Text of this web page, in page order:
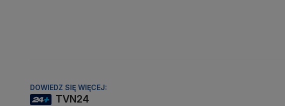
DOWIEDZ SIĘ WIĘCEJ:
TVN24